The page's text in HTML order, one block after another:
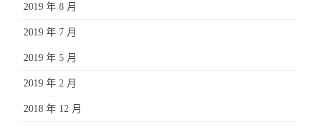
2019 年 8 月
2019 年 7 月
2019 年 5 月
2019 年 2 月
2018 年 12 月